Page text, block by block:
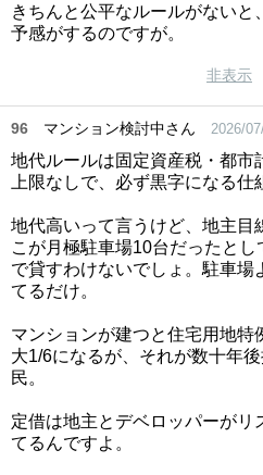
きちんと公平なルールがないと
予感がするのですが。
非表示
96 マンション検討中さん 2026/
地代ルールは固定資産税・都市
上限なしで、必ず黒字になる仕
地代高いって言うけど、地主目
こが月極駐車場10台だったと
で貸すわけないでしょ。駐車場
てるだけ。
マンションが建つと住宅用地特
大1/6になるが、それが数十年
民。
定借は地主とデベロッパーがリ
てるんですよ。